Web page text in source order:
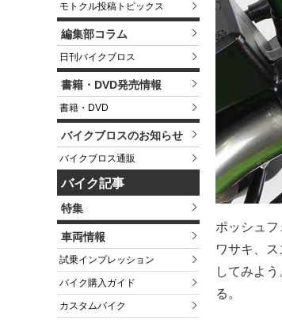
モトクル投稿トピックス
編集部コラム
日刊バイクブロス
書籍・DVD発売情報
書籍・DVD
バイクブロスのお知らせ
バイクブロス通販
バイク記事
特集
車両情報
試乗インプレッション
バイク購入ガイド
カスタムバイク
ポッシュ
ワサキ、
してみよ
る。